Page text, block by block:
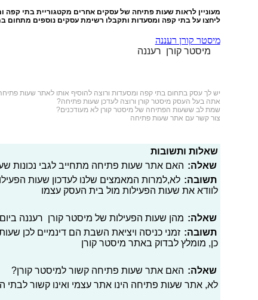
מעוניין לראות שעות פתיחה של עסקים אחרים מקטגורייתבתי קפה
ליחצו עלבתי קפה ומסעדות ותקבלו רשימת עסקים נוספים מתחום
מיסטר קורן רעננה
מיסטר קורן רעננה
יש לך עסק בתחוםבתי קפה ומסעדות ורוצה להוסיף אותו לאתר שעות
אתה בעל העסק מיסטר קורן ורוצה לעדכן שעות פתיחה?
שמת לב ששעות הפתיחה של מיסטר קורן לא מעודכנים?
צור קשר עם אתר שעות פתיחה
שאלות ותשובות
שאלה: האם אתר שעות פתיחה מתחייב לגבי נכונות
תשובה: לא,למרות המאמצים שלנו לעדכון שעות
לוודא את שעות הפעילות מול בית העסק עצמו
שאלה: מהן שעות הפעילות של מיסטר קורן רעננה
תשובה: זמני כניסה ויציאת השבת הם דינמיים לכן
כן, מומלץ לבדוק באתר מיסטר קורן
שאלה: האם אתר שעות פתיחה קשור למיסטר קורן?
לא, אתר שעות פתיחה הינו אתר עצמי ואינו קשור